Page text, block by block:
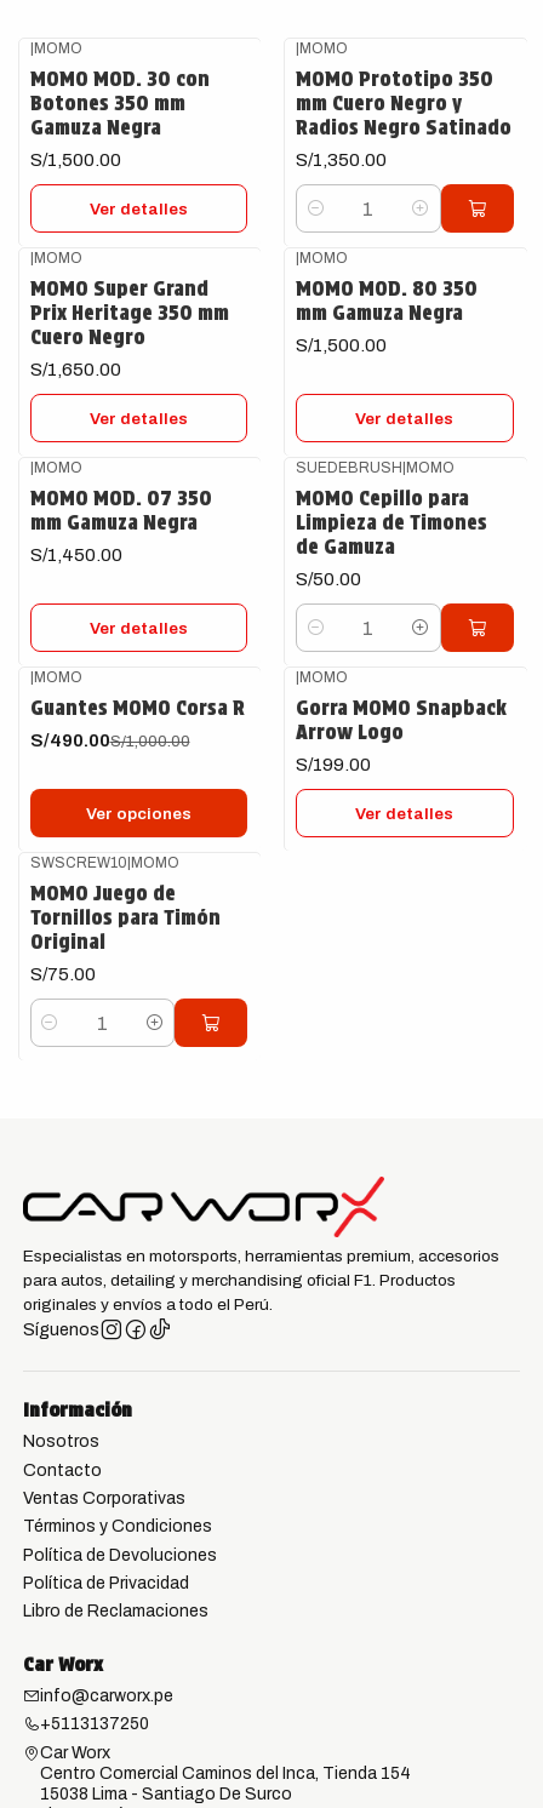
|MOMO
MOMO MOD. 30 con
Botones 350 mm
Gamuza Negra
S/1,500.00
Ver detalles
|MOMO
MOMO Prototipo 350
mm Cuero Negro y
Radios Negro Satinado
S/1,350.00
Cantidad
|MOMO
MOMO Super Grand
Prix Heritage 350 mm
Cuero Negro
S/1,650.00
Ver detalles
|MOMO
MOMO MOD. 80 350
mm Gamuza Negra
S/1,500.00
Ver detalles
|MOMO
MOMO MOD. 07 350
mm Gamuza Negra
S/1,450.00
Ver detalles
SUEDEBRUSH|MOMO
MOMO Cepillo para
Limpieza de Timones
de Gamuza
S/50.00
Cantidad
|MOMO
Guantes MOMO Corsa R
S/490.00S/1,000.00
Ver opciones
|MOMO
Gorra MOMO Snapback
Arrow Logo
S/199.00
Ver detalles
SWSCREW10|MOMO
MOMO Juego de
Tornillos para Timón
Original
S/75.00
Cantidad
Especialistas en motorsports, herramientas premium, accesorios
para autos, detailing y merchandising oficial F1. Productos
originales y envíos a todo el Perú.
Síguenos
Información
Nosotros
Contacto
Ventas Corporativas
Términos y Condiciones
Política de Devoluciones
Política de Privacidad
Libro de Reclamaciones
Car Worx
info@carworx.pe
+5113137250
Car Worx
Centro Comercial Caminos del Inca, Tienda 154
15038 Lima - Santiago De Surco